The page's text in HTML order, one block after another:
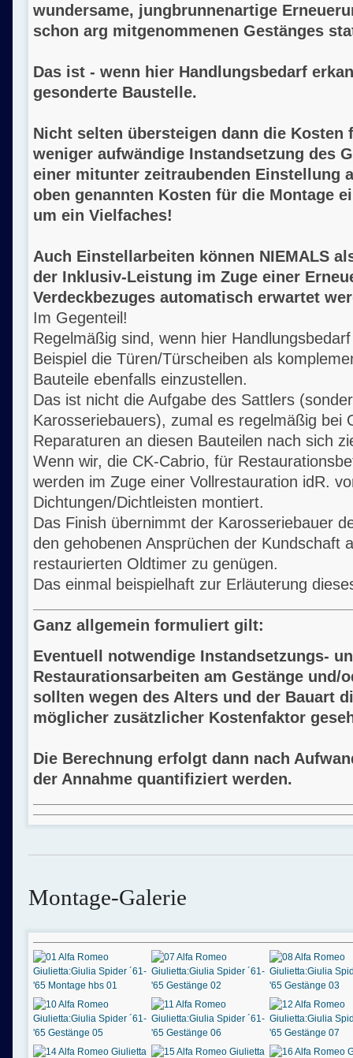
wundersame, jungbrunnenartige
schon arg mitgenommenen Gestänges
Das ist - wenn hier Handlungsbedarf
gesonderte Baustelle.
Nicht selten übersteigen dann die Kosten
weniger aufwändige Instandsetzung des
einer mitunter zeitraubenden Einstellung
oben genannten Kosten für die Montage
um ein Vielfaches!
Auch Einstellarbeiten können NIEMALS
der Inklusiv-Leistung im Zuge einer
Verdeckbezuges automatisch erwartet
Im Gegenteil!
Regelmäßig sind, wenn hier
Beispiel die Türen/Türscheiben als
Bauteile ebenfalls einzustellen.
Das ist nicht die Aufgabe des Sattlers
Karosseriebauers), zumal es regelmäßig bei
Reparaturen an diesen Bauteilen nach sich
Wenn wir, die CK-Cabrio, für
werden im Zuge einer Vollrestauration idR.
Dichtungen/Dichtleisten montiert.
Das Finish übernimmt der Karosseriebauer
den gehobenen Ansprüchen der Kundschaft
restaurierten Oldtimer zu genügen.
Das einmal beispielhaft zur Erläuterung
Ganz allgemein formuliert gilt:
Eventuell notwendige Instandsetzungs-
Restaurationsarbeiten am Gestänge und/
sollten wegen des Alters und der Bauart
möglicher zusätzlicher Kostenfaktor
Die Berechnung erfolgt dann nach
der Annahme quantifiziert werden.
Montage-Galerie